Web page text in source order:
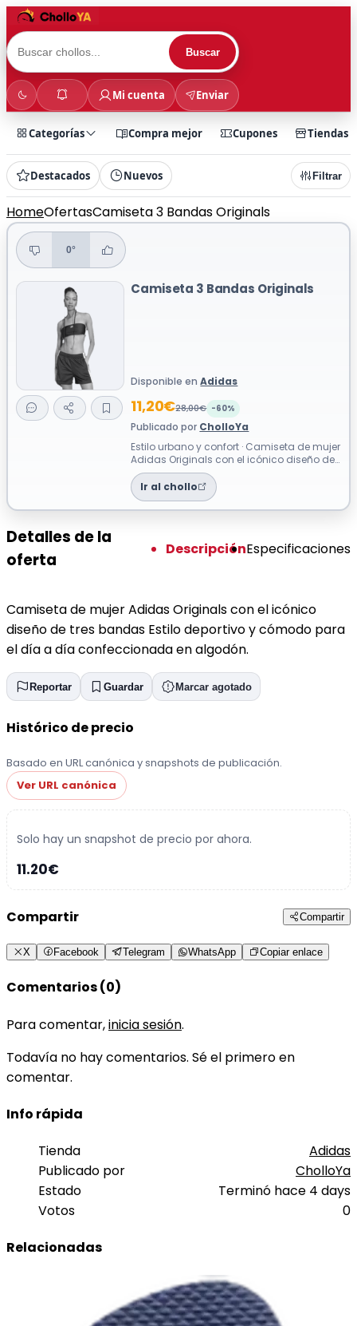
Buscar
Mi cuenta Enviar
Categorías Compra mejor Cupones Tiendas
Destacados Nuevos Filtrar
HomeOfertasCamiseta 3 Bandas Originals
0°
Camiseta 3 Bandas Originals
Disponible enAdidas
11,20€28,00€ -60%
Publicado por CholloYa
Estilo urbano y confort · Camiseta de mujer
Adidas Originals con el icónico diseño de
tres bandas Estilo deportivo y ...
Ir al chollo
Detalles de la
oferta
DescripciónEspecificaciones
Camiseta de mujer Adidas Originals con el icónico
diseño de tres bandas Estilo deportivo y cómodo para
el día a día confeccionada en algodón.
Reportar Guardar Marcar agotado
Histórico de precio
Basado en URL canónica y snapshots de publicación.
Ver URL canónica
Solo hay un snapshot de precio por ahora.
11.20€
Compartir Compartir
X Facebook Telegram WhatsApp Copiar enlace
Comentarios (0)
Para comentar,inicia sesión.
Todavía no hay comentarios. Sé el primero en
comentar.
Info rápida
Tienda
Adidas
Publicado por
CholloYa
Estado
Terminó hace 4 days
Votos
0
Relacionadas